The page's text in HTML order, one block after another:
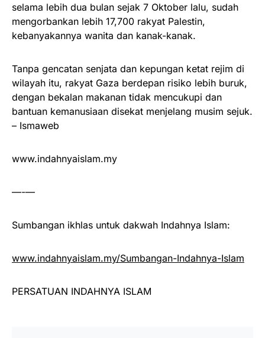
selama lebih dua bulan sejak 7 Oktober lalu, sudah
mengorbankan lebih 17,700 rakyat Palestin,
kebanyakannya wanita dan kanak-kanak.
Tanpa gencatan senjata dan kepungan ketat rejim di
wilayah itu, rakyat Gaza berdepan risiko lebih buruk,
dengan bekalan makanan tidak mencukupi dan
bantuan kemanusiaan disekat menjelang musim sejuk.
– Ismaweb
www.indahnyaislam.my
—-—
Sumbangan ikhlas untuk dakwah Indahnya Islam:
www.indahnyaislam.my/Sumbangan-Indahnya-Islam
PERSATUAN INDAHNYA ISLAM